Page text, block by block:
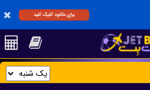
برای دانلود کلیک کنید